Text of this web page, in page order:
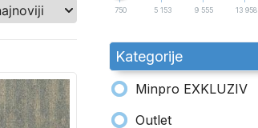
750 5 153 9 555 13 958
Kategorije
Minpro EXKLUZIV
Outlet